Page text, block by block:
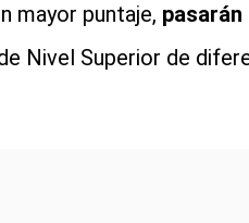
mayor puntaje,
Nivel Superior de